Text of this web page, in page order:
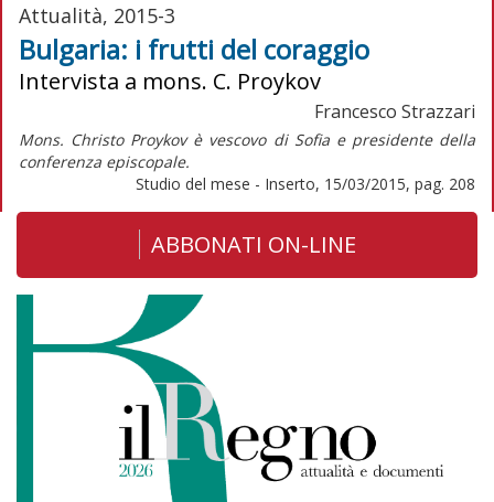
Attualità, 2015-3
Bulgaria: i frutti del coraggio
Intervista a mons. C. Proykov
Francesco Strazzari
Mons. Christo Proykov è vescovo di Sofia e presidente della
conferenza episcopale.
Studio del mese - Inserto, 15/03/2015, pag. 208
ABBONATI ON-LINE